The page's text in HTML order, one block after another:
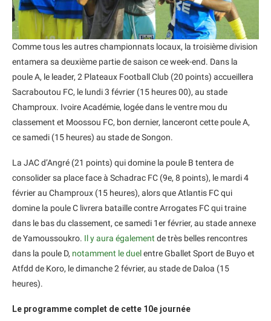
Comme tous les autres championnats locaux, la troisième division
entamera sa deuxième partie de saison ce week-end. Dans la
poule A, le leader, 2 Plateaux Football Club (20 points) accueillera
Sacraboutou FC, le lundi 3 février (15 heures 00), au stade
Champroux. Ivoire Académie, logée dans le ventre mou du
classement et Moossou FC, bon dernier, lanceront cette poule A,
ce samedi (15 heures) au stade de Songon.
La JAC d’Angré (21 points) qui domine la poule B tentera de
consolider sa place face à Schadrac FC (9e, 8 points), le mardi 4
février au Champroux (15 heures), alors que Atlantis FC qui
domine la poule C livrera bataille contre Arrogates FC qui traine
dans le bas du classement, ce samedi 1er février, au stade annexe
de Yamoussoukro. Il y aura également de très belles rencontres
dans la poule D, notamment le duelentre Gballet Sport de Buyo et
Atfdd de Koro, le dimanche 2 février, au stade de Daloa (15
heures).
Le programme complet de cette 10e journée